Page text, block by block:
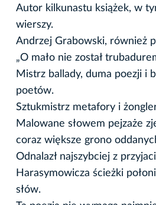
Autor kilkunastu książek, w
wierszy.
Andrzej Grabowski, również
„O mało nie został
Mistrz ballady, duma poezji i
poetów.
Sztukmistrz metafory i
Malowane słowem pejzaże
coraz większe grono
Odnalazł najszybciej z
Harasymowicza ścieżki
słów.